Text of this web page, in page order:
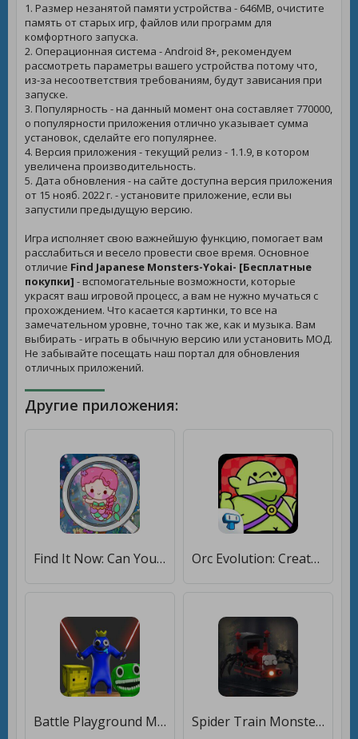
1. Размер незанятой памяти устройства - 646MB, очистите
память от старых игр, файлов или программ для
комфортного запуска.
2. Операционная система - Android 8+, рекомендуем
рассмотреть параметры вашего устройства потому что,
из-за несоответствия требованиям, будут зависания при
запуске.
3. Популярность - на данный момент она составляет 770000,
о популярности приложения отлично указывает сумма
установок, сделайте его популярнее.
4. Версия приложения - текущий релиз - 1.1.9, в котором
увеличена производительность.
5. Дата обновления - на сайте доступна версия приложения
от 15 нояб. 2022 г. - установите приложение, если вы
запустили предыдущую версию.
Игра исполняет свою важнейшую функцию, помогает вам
расслабиться и весело провести свое время. Основное
отличие Find Japanese Monsters-Yokai- [Бесплатные
покупки] - вспомогательные возможности, которые
украсят ваш игровой процесс, а вам не нужно мучаться с
прохождением. Что касается картинки, то все на
замечательном уровне, точно так же, как и музыка. Вам
выбирать - играть в обычную версию или установить МОД.
Не забывайте посещать наш портал для обновления
отличных приложений.
Другие приложения:
Find It Now: Can You Find All? [Бесплатные покупки] Orc Evolution: Create Monsters [Бесплатные покупки]
Battle Playground Monsters [Бесплатные покупки] Spider Train Monsters Survival [Бесплатные покупки]